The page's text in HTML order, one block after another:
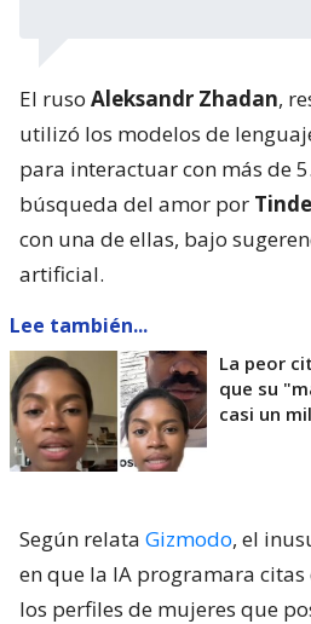
El ruso Aleksandr Zhadan,
utilizó los modelos de
para interactuar con más de
búsqueda del amor por
con una de ellas, bajo
artificial.
Lee también...
La peor
que su
casi un
Según relata Gizmodo, el
en que la IA programara
los perfiles de mujeres que